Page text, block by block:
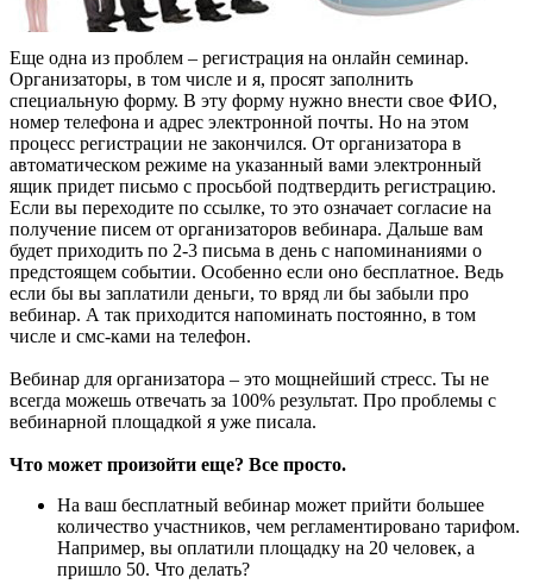
Еще одна из проблем – регистрация на онлайн семинар.
Организаторы, в том числе и я, просят заполнить
специальную форму. В эту форму нужно внести свое ФИО,
номер телефона и адрес электронной почты. Но на этом
процесс регистрации не закончился. От организатора в
автоматическом режиме на указанный вами электронный
ящик придет письмо с просьбой подтвердить регистрацию.
Если вы переходите по ссылке, то это означает согласие на
получение писем от организаторов вебинара. Дальше вам
будет приходить по 2-3 письма в день с напоминаниями о
предстоящем событии. Особенно если оно бесплатное. Ведь
если бы вы заплатили деньги, то вряд ли бы забыли про
вебинар. А так приходится напоминать постоянно, в том
числе и смс-ками на телефон.
Вебинар для организатора – это мощнейший стресс. Ты не
всегда можешь отвечать за 100% результат. Про проблемы с
вебинарной площадкой я уже писала.
Что может произойти еще? Все просто.
На ваш бесплатный вебинар может прийти большее
количество участников, чем регламентировано тарифом.
Например, вы оплатили площадку на 20 человек, а
пришло 50. Что делать?